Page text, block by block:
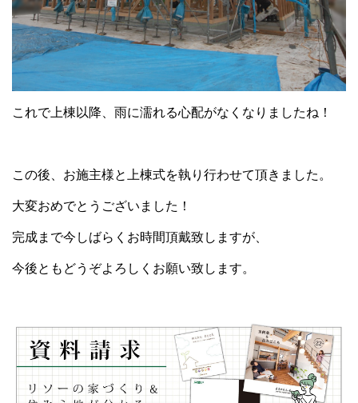
これで上棟以降、雨に濡れる心配がなくなりましたね！
この後、お施主様と上棟式を執り行わせて頂きました。
大変おめでとうございました！
完成まで今しばらくお時間頂戴致しますが、
今後ともどうぞよろしくお願い致します。